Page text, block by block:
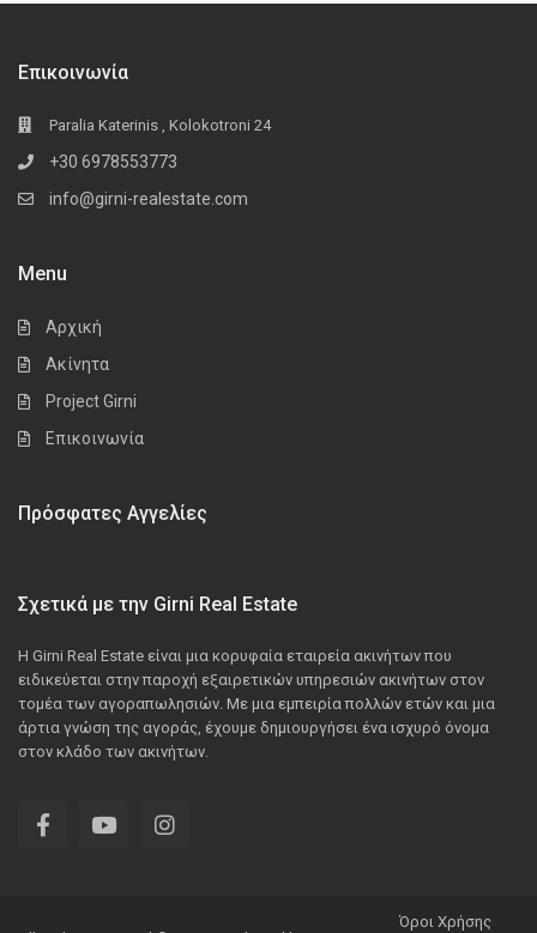
Επικοινωνία
Paralia Katerinis , Kolokotroni 24
+30 6978553773
info@girni-realestate.com
Menu
Αρχική
Ακίνητα
Project Girni
Επικοινωνία
Πρόσφατες Αγγελίες
Σχετικά με την Girni Real Estate
Η Girni Real Estate είναι μια κορυφαία εταιρεία ακινήτων που
ειδικεύεται στην παροχή εξαιρετικών υπηρεσιών ακινήτων στον
τομέα των αγοραπωλησιών. Με μια εμπειρία πολλών ετών και μια
άρτια γνώση της αγοράς, έχουμε δημιουργήσει ένα ισχυρό όνομα
στον κλάδο των ακινήτων.
Όροι Χρήσης